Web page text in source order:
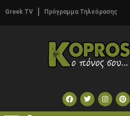
Greek TV Πρόγραμμα Τηλεόρασης